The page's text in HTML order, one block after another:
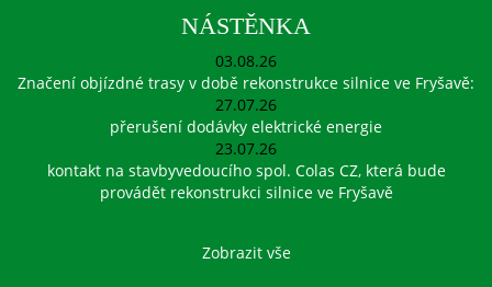
NÁSTĚNKA
03.08.26
Značení objízdné trasy v době rekonstrukce silnice ve Fryšavě:
27.07.26
přerušení dodávky elektrické energie
23.07.26
kontakt na stavbyvedoucího spol. Colas CZ, která bude
provádět rekonstrukci silnice ve Fryšavě
Zobrazit vše